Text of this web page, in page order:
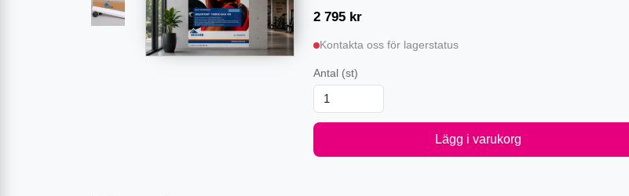
2 795 kr
Kontakta oss för lagerstatus
Antal (st)
Lägg i varukorg